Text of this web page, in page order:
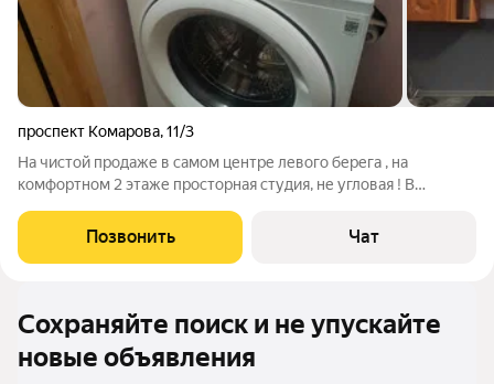
проспект Комарова,11/3
На чистой продаже в самом центре левого берега , на
комфортном 2 этаже просторная студия, не угловая ! В
- натяжные потолки - ванна - линолеум - квартира готова для
комфортного проживания
Позвонить Чат
Сохраняйте поиск и не упускайте
новые объявления